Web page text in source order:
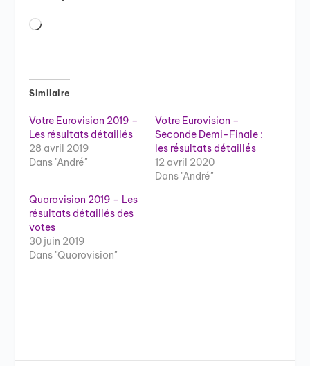
Chargement…
Similaire
Votre Eurovision 2019 –
Les résultats détaillés
28 avril 2019
Dans "André"
Votre Eurovision –
Seconde Demi-Finale :
les résultats détaillés
12 avril 2020
Dans "André"
Quorovision 2019 – Les
résultats détaillés des
votes
30 juin 2019
Dans "Quorovision"